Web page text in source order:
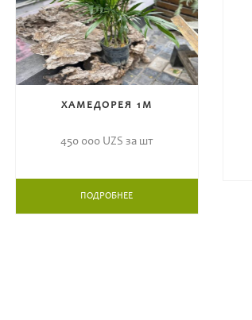
ХАМЕДОРЕЯ 1M
450 000 UZS за шт
ПОДРОБНЕЕ